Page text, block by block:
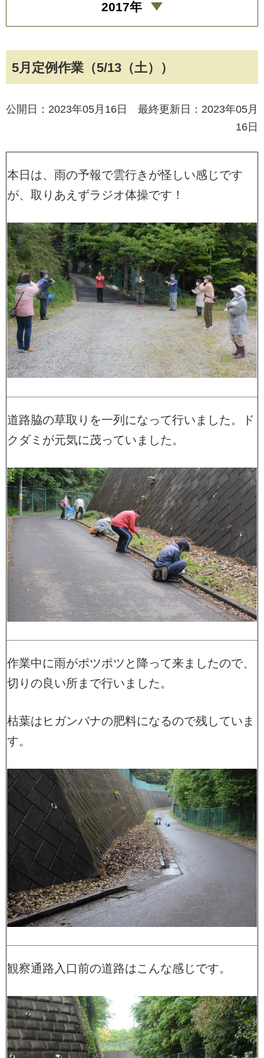
5月定例作業（5/13（土））
公開日：2023年05月16日 最終更新日：2023年05月
16日
本日は、雨の予報で雲行きが怪しい感じです
が、取りあえずラジオ体操です！
道路脇の草取りを一列になって行いました。ド
クダミが元気に茂っていました。
作業中に雨がポツポツと降って来ましたので、
切りの良い所まで行いました。
枯葉はヒガンバナの肥料になるので残していま
す。
観察通路入口前の道路はこんな感じです。
2017年